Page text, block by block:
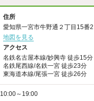
住所
愛知県一宮市牛野通２丁目15番2
地図を見る
アクセス
名鉄名古屋本線/妙興寺 徒歩15分
名鉄尾西線/名鉄一宮 徒歩23分
東海道本線/尾張一宮 徒歩26分
10:00～19:00